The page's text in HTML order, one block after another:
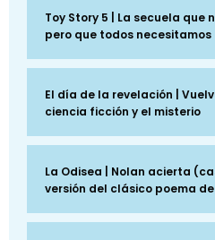
Toy Story 5 | La secuela que
pero que todos necesitamos
El día de la revelación |
ciencia ficción y el misterio
La Odisea | Nolan acierta
versión del clásico poema